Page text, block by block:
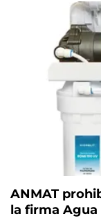
ANMAT
la firma Agua